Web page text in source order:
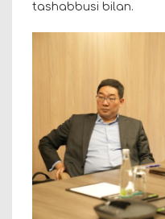
tashabbusi bilan.